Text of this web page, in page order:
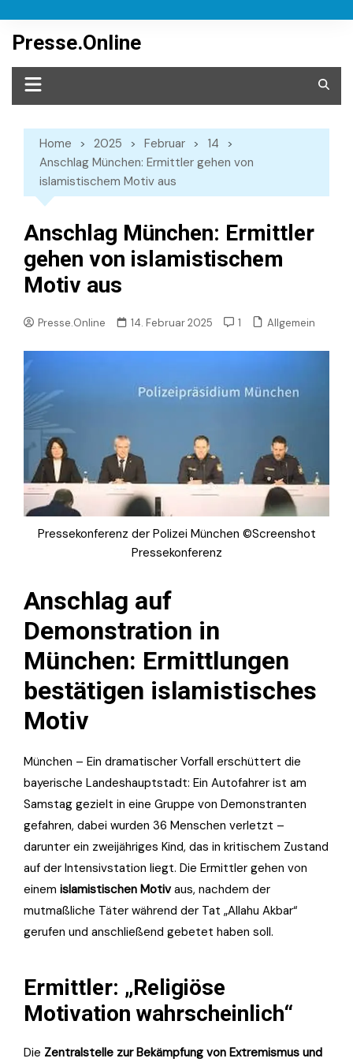
content
Presse.Online
Home 2025 Februar
14
Anschlag München: Ermittler gehen von
islamistischem Motiv aus
Anschlag München: Ermittler
gehen von islamistischem
Motiv aus
Presse.Online 14. Februar 2025 1 Allgemein
Pressekonferenz der Polizei München ©Screenshot
Pressekonferenz
Anschlag auf
Demonstration in
München: Ermittlungen
bestätigen islamistisches
Motiv
München – Ein dramatischer Vorfall erschüttert die
bayerische Landeshauptstadt: Ein Autofahrer ist am
Samstag gezielt in eine Gruppe von Demonstranten
gefahren, dabei wurden 36 Menschen verletzt –
darunter ein zweijähriges Kind, das in kritischem Zustand
auf der Intensivstation liegt. Die Ermittler gehen von
einem islamistischen Motivaus, nachdem der
mutmaßliche Täter während der Tat „Allahu Akbar“
gerufen und anschließend gebetet haben soll.
Ermittler: „Religiöse
Motivation wahrscheinlich“
Die Zentralstelle zur Bekämpfung von Extremismus und